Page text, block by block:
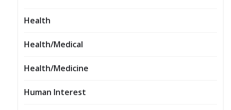
Health
Health/Medical
Health/Medicine
Human Interest